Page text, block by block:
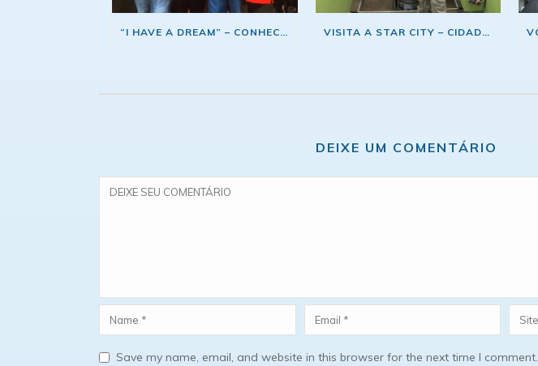
“I HAVE A DREAM” – CONHECENDO A NASA COM MARCOS PONTES VISITA A STAR CITY – CIDADE DOS COSMONAUTAS
DEIXE UM COMENTÁRIO
Save my name, email, and website in this browser for the next time I comment.